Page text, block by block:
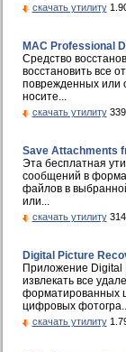
скачать утилиту
MAC Professional
Средство
восстановить все
поврежденных или
носите...
скачать утилиту
Save Attachments
Эта бесплатная
сообщений в
файлов в
или...
скачать утилиту
Digital Picture
Приложение Digital
извлекать все
форматированных
цифровых
скачать утилиту